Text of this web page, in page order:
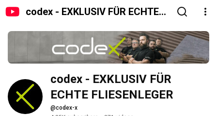
codex - EXKLUSIV FÜR ECHTE
codex - EXKLUSIV FÜR
ECHTE FLIESENLEGER
@codex-x